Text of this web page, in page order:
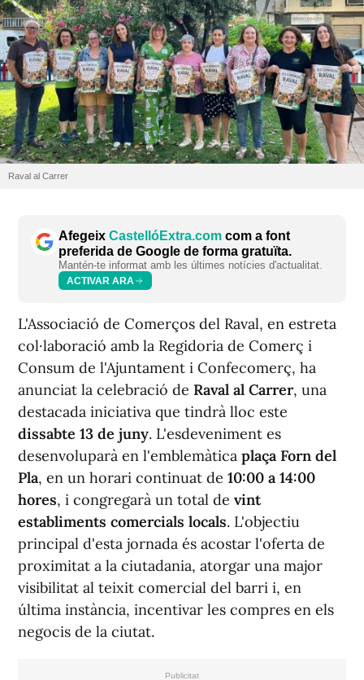
Raval al Carrer
Afegeix CastellóExtra.com com a font
preferida de Google de forma gratuïta.
Mantén-te informat amb les últimes notícies d'actualitat.
ACTIVAR ARA
L'Associació de Comerços del Raval, en estreta
col·laboració amb la Regidoria de Comerç i
Consum de l'Ajuntament i Confecomerç, ha
anunciat la celebració de Raval al Carrer, una
destacada iniciativa que tindrà lloc este
dissabte 13 de juny. L'esdeveniment es
desenvoluparà en l'emblemàtica plaça Forn del
Pla, en un horari continuat de 10:00 a 14:00
hores, i congregarà un total de vint
establiments comercials locals. L'objectiu
principal d'esta jornada és acostar l'oferta de
proximitat a la ciutadania, atorgar una major
visibilitat al teixit comercial del barri i, en
última instància, incentivar les compres en els
negocis de la ciutat.